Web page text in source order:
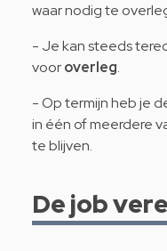
waar nodig te
- Je kan steeds
vooroverleg.
- Op termijn heb je
in één of meerdere
te blijven.
De job